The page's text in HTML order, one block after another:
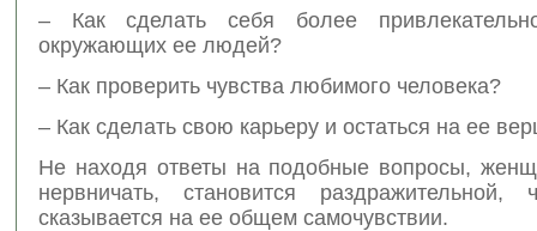
– Как сделать себя более
окружающих ее людей?
– Как проверить чувства любимого человека?
– Как сделать свою карьеру и остаться на ее
Не находя ответы на подобные вопросы,
нервничать, становится
сказывается на ее общем самочувствии.